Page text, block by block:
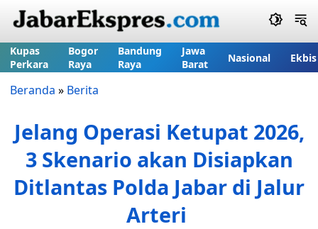
Kupas
Perkara
Bogor
Raya
Bandung
Raya
Jawa
Barat
Nasional Ekbis
Beranda » Berita
Jelang Operasi Ketupat 2026,
3 Skenario akan Disiapkan
Ditlantas Polda Jabar di Jalur
Arteri